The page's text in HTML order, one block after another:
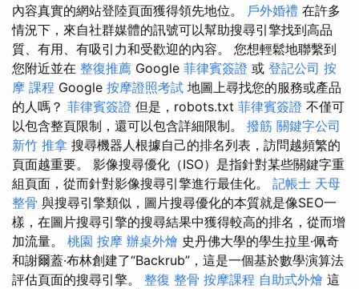
內容真實的網站登陸頁面獲得領先地位。 戶外婚禮 在許多
情況下，來自社群媒體的訊號可以幫助搜尋引擎找到高品
質、有用、有吸引力和受歡迎的內容。 您想輕鬆地聯繫到
您附近並在 整復推薦 Google 菲律賓簽證 或 登記公司 按
摩 課程 Google 按摩證照考試 地圖上尋找您的服務或產品
的人嗎？ 菲律賓簽證 但是，robots.txt 菲律賓簽證 不僅可
以包含整頁限制，還可以包含詳細限制。 撥筋 關鍵字公司
新竹 推拿 搜尋機器人根據自己的排名列表，訪問越頻繁的
頁面越重要。 影像搜尋優化（ISO）是指針對某些關鍵字重
組頁面，從而針對影像搜尋引擎進行最佳化。 記帳士 天母
整骨 與搜尋引擎類似，圖片搜尋優化的本質就是像SEO一
樣，在圖片搜尋引擎的搜尋結果中獲得較高的排名，從而增
加流量。 桃園 按摩 辦桌外燴 史丹佛大學的學生拉里·佩奇
和謝爾蓋·布林創建了“Backrub”，這是一個基於數學演算法
評估頁面的搜尋引擎。 整復 整骨 按摩課程 自助式外燴 這